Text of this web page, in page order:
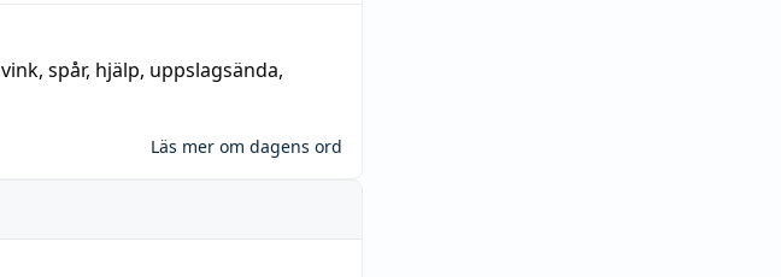
vink, spår, hjälp, uppslagsända,
Läs mer om dagens ord